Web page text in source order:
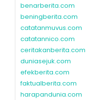
benarberita.com
beningberita.com
catatanmuvus.com
catatannico.com
ceritakanberita.com
duniasejuk.com
efekberita.com
faktualberita.com
harapandunia.com